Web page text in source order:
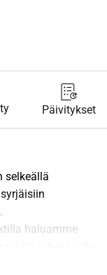
Päivitykset
selkeällä
haluamme